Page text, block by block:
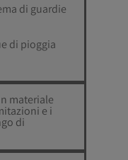
di guardie
di pioggia
materiale
e i
di